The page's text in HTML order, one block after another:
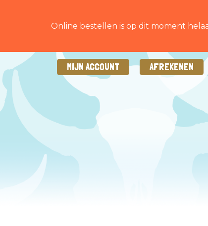
Online bestellen is op dit moment
MIJN ACCOUNT AFREKENEN